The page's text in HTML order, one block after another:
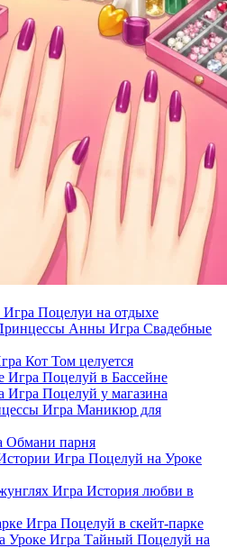
Игра Поцелуи на отдыхе
Игра Свадебные
Кот Том целуется
Игра Поцелуй в Бассейне
Игра Поцелуй у магазина
Игра Маникюр для
Обмани парня
Игра Поцелуй на Уроке
Игра История любви в
Игра Поцелуй в скейт-парке
Игра Тайный Поцелуй на